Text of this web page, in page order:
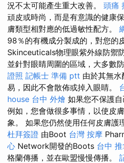
況不太可能產生重大改善。 頭痛
頑皮或時尚，而是有意識的健康
膚類型相對應的低過敏性配方。
98％的有機成分製成的，對您的
Skinceuticals物理眼紫外線防禦
並針對眼睛周圍的區域，大多數
證照 記帳士 準備 ptt 由於其無
易，因此不會散佈或掉入眼睛。
house 台中 外燴 如果您不保護
例如，您會做很多事情，以使皮
象。 如果您仍然使用任何皮膚護
杜拜簽證 由Boot 台灣 按摩
心 Network開發的Boots 台中
格蘭傳播，並在歐盟慢慢傳播。